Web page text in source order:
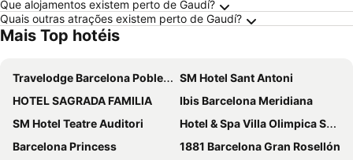
Que alojamentos existem perto de Gaudí?
Quais outras atrações existem perto de Gaudí?
Mais Top hotéis
Travelodge Barcelona Poblenou
SM Hotel Sant Antoni
HOTEL SAGRADA FAMILIA
Ibis Barcelona Meridiana
SM Hotel Teatre Auditori
Hotel & Spa Villa Olimpica Suites
Barcelona Princess
1881 Barcelona Gran Rosellón